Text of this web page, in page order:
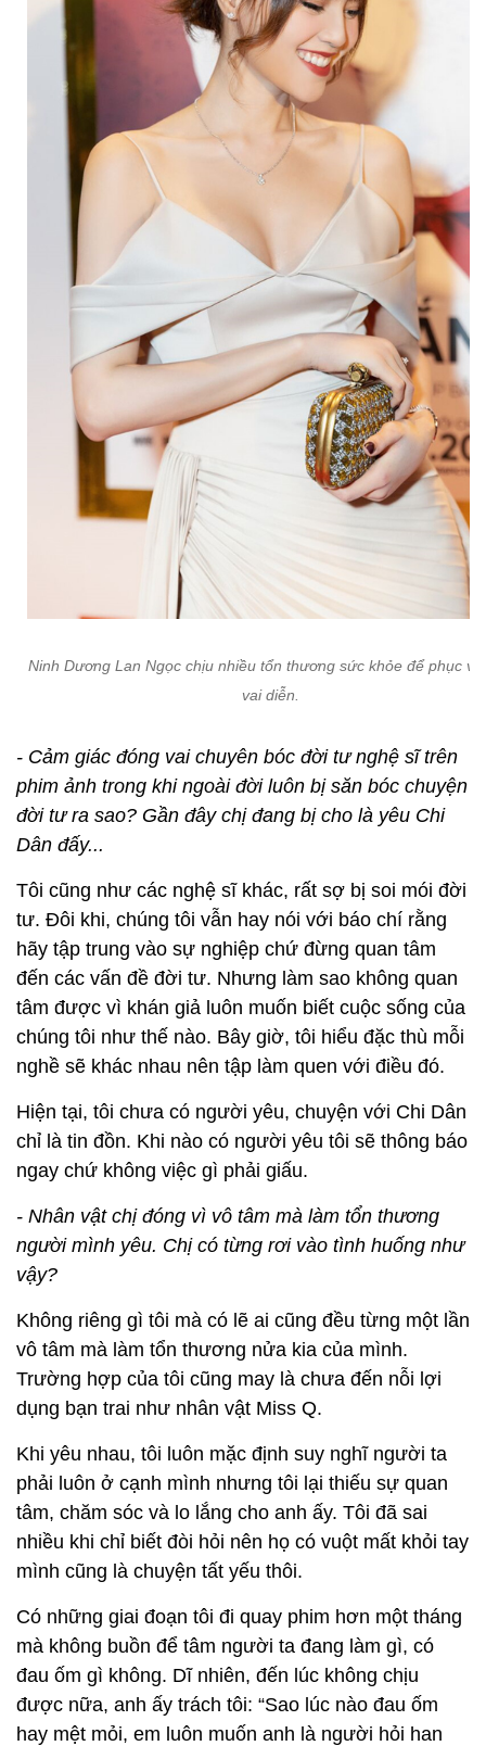
Ninh Dương Lan Ngọc chịu nhiều tổn thương sức khỏe để phục vụ
vai diễn.
- Cảm giác đóng vai chuyên bóc đời tư nghệ sĩ trên
phim ảnh trong khi ngoài đời luôn bị săn bóc chuyện
đời tư ra sao? Gần đây chị đang bị cho là yêu Chi
Dân đấy...
Tôi cũng như các nghệ sĩ khác, rất sợ bị soi mói đời
tư. Đôi khi, chúng tôi vẫn hay nói với báo chí rằng
hãy tập trung vào sự nghiệp chứ đừng quan tâm
đến các vấn đề đời tư. Nhưng làm sao không quan
tâm được vì khán giả luôn muốn biết cuộc sống của
chúng tôi như thế nào. Bây giờ, tôi hiểu đặc thù mỗi
nghề sẽ khác nhau nên tập làm quen với điều đó.
Hiện tại, tôi chưa có người yêu, chuyện với Chi Dân
chỉ là tin đồn. Khi nào có người yêu tôi sẽ thông báo
ngay chứ không việc gì phải giấu.
- Nhân vật chị đóng vì vô tâm mà làm tổn thương
người mình yêu. Chị có từng rơi vào tình huống như
vậy?
Không riêng gì tôi mà có lẽ ai cũng đều từng một lần
vô tâm mà làm tổn thương nửa kia của mình.
Trường hợp của tôi cũng may là chưa đến nỗi lợi
dụng bạn trai như nhân vật Miss Q.
Khi yêu nhau, tôi luôn mặc định suy nghĩ người ta
phải luôn ở cạnh mình nhưng tôi lại thiếu sự quan
tâm, chăm sóc và lo lắng cho anh ấy. Tôi đã sai
nhiều khi chỉ biết đòi hỏi nên họ có vuột mất khỏi tay
mình cũng là chuyện tất yếu thôi.
Có những giai đoạn tôi đi quay phim hơn một tháng
mà không buồn để tâm người ta đang làm gì, có
đau ốm gì không. Dĩ nhiên, đến lúc không chịu
được nữa, anh ấy trách tôi: “Sao lúc nào đau ốm
hay mệt mỏi, em luôn muốn anh là người hỏi han